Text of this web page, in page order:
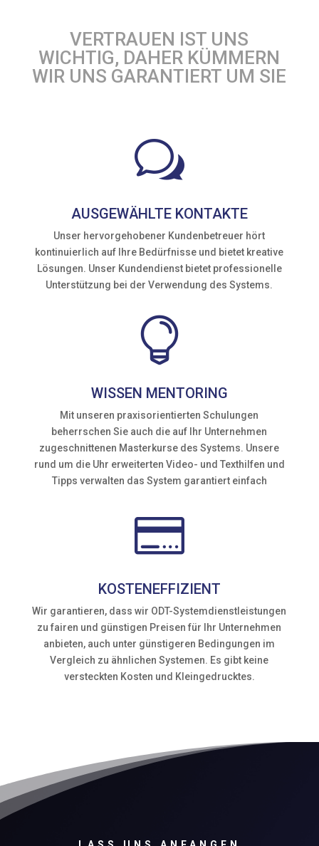
VERTRAUEN IST UNS
WICHTIG, DAHER KÜMMERN
WIR UNS GARANTIERT UM SIE
w
AUSGEWÄHLTE KONTAKTE
Unser hervorgehobener Kundenbetreuer hört
kontinuierlich auf Ihre Bedürfnisse und bietet kreative
Lösungen. Unser Kundendienst bietet professionelle
Unterstützung bei der Verwendung des Systems.

WISSEN MENTORING
Mit unseren praxisorientierten Schulungen
beherrschen Sie auch die auf Ihr Unternehmen
zugeschnittenen Masterkurse des Systems. Unsere
rund um die Uhr erweiterten Video- und Texthilfen und
Tipps verwalten das System garantiert einfach

KOSTENEFFIZIENT
Wir garantieren, dass wir ODT-Systemdienstleistungen
zu fairen und günstigen Preisen für Ihr Unternehmen
anbieten, auch unter günstigeren Bedingungen im
Vergleich zu ähnlichen Systemen. Es gibt keine
versteckten Kosten und Kleingedrucktes.